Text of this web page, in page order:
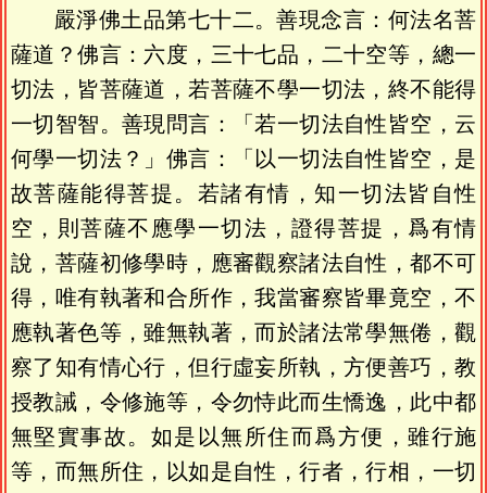
嚴淨佛土品第七十二。善現念言：何法名菩
薩道？佛言：六度，三十七品，二十空等，總一
切法，皆菩薩道，若菩薩不學一切法，終不能得
一切智智。善現問言：「若一切法自性皆空，云
何學一切法？」佛言：「以一切法自性皆空，是
故菩薩能得菩提。若諸有情，知一切法皆自性
空，則菩薩不應學一切法，證得菩提，爲有情
說，菩薩初修學時，應審觀察諸法自性，都不可
得，唯有執著和合所作，我當審察皆畢竟空，不
應執著色等，雖無執著，而於諸法常學無倦，觀
察了知有情心行，但行虛妄所執，方便善巧，教
授教誡，令修施等，令勿恃此而生憍逸，此中都
無堅實事故。如是以無所住而爲方便，雖行施
等，而無所住，以如是自性，行者，行相，一切